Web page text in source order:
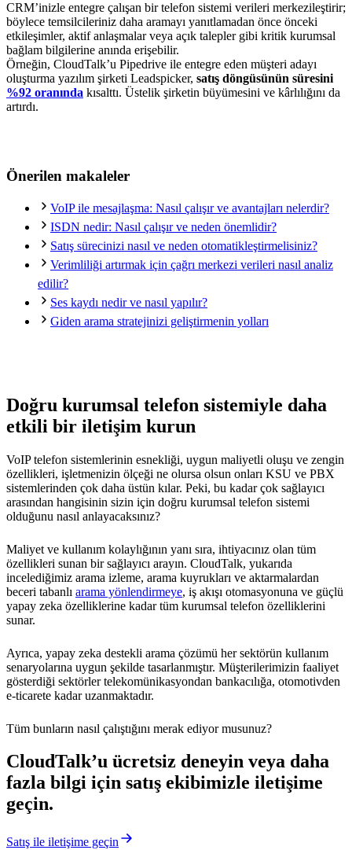
CRM’inizle entegre çalışan bir telefon sistemi verileri merkezileştirir;
böylece temsilcileriniz daha aramayı yanıtlamadan önce önceki
etkileşimler, aktif anlaşmalar veya açık talepler gibi kritik kurumsal
bağlam bilgilerine anında erişebilir.
Örneğin, CloudTalk’u Pipedrive ile entegre eden müşteri adayı
oluşturma yazılım şirketi Leadspicker, satış döngüsünün süresini
%92 oranında kısalttı. Üstelik şirketin büyümesini ve kârlılığını da
artırdı.
Önerilen makaleler
VoIP ile mesajlaşma: Nasıl çalışır ve avantajları nelerdir?
ISDN nedir: Nasıl çalışır ve neden önemlidir?
Satış sürecinizi nasıl ve neden otomatikleştirmelisiniz?
Verimliliği artırmak için çağrı merkezi verileri nasıl analiz
edilir?
Ses kaydı nedir ve nasıl yapılır?
Giden arama stratejinizi geliştirmenin yolları
Doğru kurumsal telefon sistemiyle daha
etkili bir iletişim kurun
VoIP telefon sistemlerinin esnekliği, uygun maliyetli oluşu ve zengin
özellikleri, işletmenizin ölçeği ne olursa olsun onları KSU ve PBX
sistemlerinden çok daha üstün kılar. Peki, bu kadar çok sağlayıcı
arasından hangisinin sizin için doğru kurumsal telefon sistemi
olduğunu nasıl anlayacaksınız?
Maliyet ve kullanım kolaylığının yanı sıra, ihtiyacınız olan tüm
özellikleri sunan bir sağlayıcı arayın. CloudTalk, yukarıda
incelediğimiz arama izleme, arama kuyrukları ve aktarmalardan
beceri tabanlı arama yönlendirmeye, iş akışı otomasyonuna ve güçlü
yapay zeka özelliklerine kadar tüm kurumsal telefon özelliklerini
sunar.
Ayrıca, yapay zeka destekli arama çözümü her sektörün kullanım
senaryolarına uygun şekilde tasarlanmıştır. Müşterilerimizin faaliyet
gösterdiği sektörler telekomünikasyondan bankacılığa, otomotivden
e-ticarete kadar uzanmaktadır.
Tüm bunların nasıl çalıştığını merak ediyor musunuz?
CloudTalk’u ücretsiz deneyin veya daha
fazla bilgi için satış ekibimizle iletişime
geçin.
Satış ile iletişime geçin